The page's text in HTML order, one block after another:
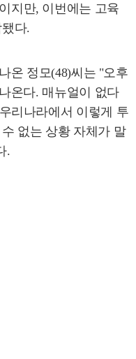
지만, 이번에는 고육
다.
온 정모(48)씨는 "오후
온다. 매뉴얼이 없다
리나라에서 이렇게 투
없는 상황 자체가 말
.